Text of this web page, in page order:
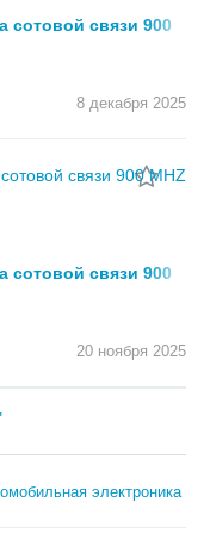
сотовой связи 900
8 декабря 2025
сотовой связи 900
20 ноября 2025
электроника